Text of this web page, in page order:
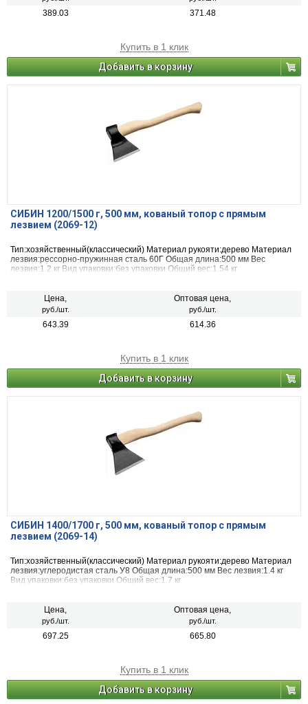
389.03 371.48
Купить в 1 клик
Добавить в корзину
СИБИН 1200/1500 г, 500 мм, кованый топор с прямым
лезвием (2069-12)
Тип:хозяйственный(классический) Материал рукояти:дерево Материал
лезвия:рессорно-пружинная сталь 60Г Общая длина:500 мм Вес
лезвия:1.2 кг Вид упаковки:без упаковки Общий вес:1.54 кг
Цена,
руб./шт.
Оптовая цена,
руб./шт.
643.39 614.36
Купить в 1 клик
Добавить в корзину
СИБИН 1400/1700 г, 500 мм, кованый топор с прямым
лезвием (2069-14)
Тип:хозяйственный(классический) Материал рукояти:дерево Материал
лезвия:углеродистая сталь У8 Общая длина:500 мм Вес лезвия:1.4 кг
Вид упаковки:без упаковки Общий вес:1.7 кг
Цена,
руб./шт.
Оптовая цена,
руб./шт.
697.25 665.80
Купить в 1 клик
Добавить в корзину